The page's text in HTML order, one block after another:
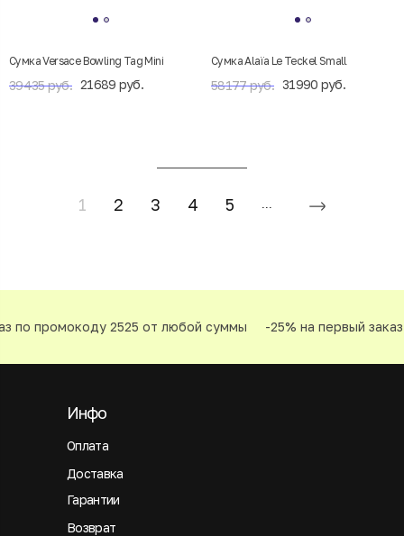
Сумка Versace Bowling Tag Mini
39435 руб. 21689 руб.
Сумка Alaïa Le Teckel Small
58177 руб. 31990 руб.
1 2 3 4 5
промокоду 2525 от любой суммы -25% на первый заказ
Оплата
Инфо
Доставка
Гарантии
Возврат